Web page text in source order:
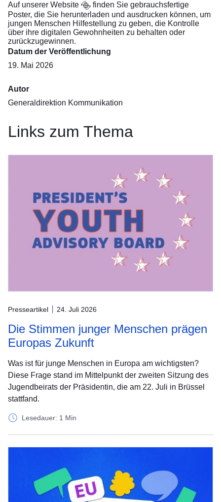
Auf unserer Website
finden Sie gebrauchsfertige
Poster, die Sie herunterladen und ausdrucken können, um
jungen Menschen Hilfestellung zu geben, die Kontrolle
über ihre digitalen Gewohnheiten zu behalten oder
zurückzugewinnen.
Datum der Veröffentlichung
19. Mai 2026
Autor
Generaldirektion Kommunikation
Links zum Thema
Presseartikel 24. Juli 2026
Die Stimmen junger Menschen prägen
Europas Zukunft
Was ist für junge Menschen in Europa am wichtigsten?
Diese Frage stand im Mittelpunkt der zweiten Sitzung des
Jugendbeirats der Präsidentin, die am 22. Juli in Brüssel
stattfand.
Lesedauer: 1 Min